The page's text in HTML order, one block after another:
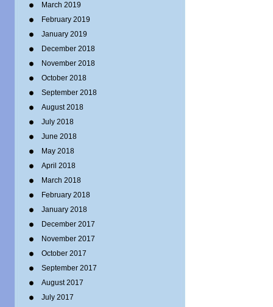
March 2019
February 2019
January 2019
December 2018
November 2018
October 2018
September 2018
August 2018
July 2018
June 2018
May 2018
April 2018
March 2018
February 2018
January 2018
December 2017
November 2017
October 2017
September 2017
August 2017
July 2017